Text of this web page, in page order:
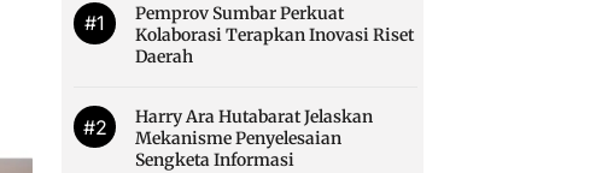
#1
Pemprov Sumbar Perkuat
Kolaborasi Terapkan Inovasi Riset
Daerah
#2
Harry Ara Hutabarat Jelaskan
Mekanisme Penyelesaian
Sengketa Informasi